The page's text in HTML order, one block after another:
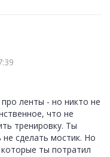
ленты - но никто не
что не
тренировку. Ты
сделать мостик. Но
ты потратил